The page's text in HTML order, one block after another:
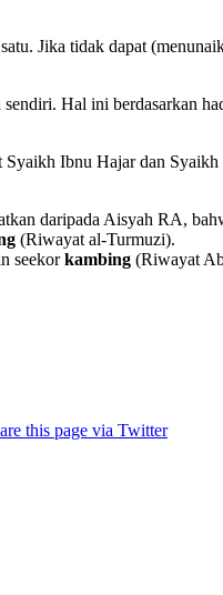
Jika tidak dapat
Hal ini berdasarkan
Ibnu Hajar dan
daripada Aisyah RA,
(Riwayat al-Turmuzi).
seekorkambing (Riwayat